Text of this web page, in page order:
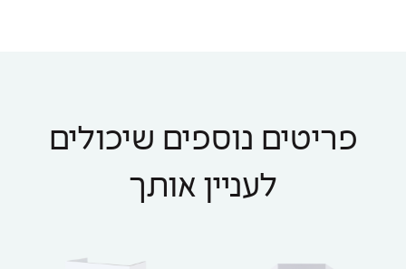
פריטים נוספים שיכולים
לעניין אותך